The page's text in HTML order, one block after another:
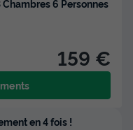
6 Personnes
159 €
en 4 fois !